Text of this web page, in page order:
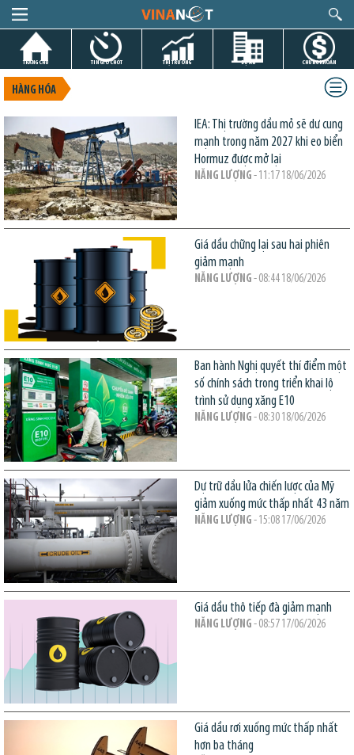
TRANG CHỦ TIN GIỜ CHÓT THỊ TRƯỜNG DỰ ÁN CHỨNG KHOÁN
HÀNG HÓA
IEA: Thị trường dầu mỏ sẽ dư cung
mạnh trong năm 2027 khi eo biển
Hormuz được mở lại
NĂNG LƯỢNG - 11:17 18/06/2026
Giá dầu chững lại sau hai phiên
giảm mạnh
NĂNG LƯỢNG - 08:44 18/06/2026
Ban hành Nghị quyết thí điểm một
số chính sách trong triển khai lộ
trình sử dụng xăng E10
NĂNG LƯỢNG - 08:30 18/06/2026
Dự trữ dầu lửa chiến lược của Mỹ
giảm xuống mức thấp nhất 43 năm
NĂNG LƯỢNG - 15:08 17/06/2026
Giá dầu thô tiếp đà giảm mạnh
NĂNG LƯỢNG - 08:57 17/06/2026
Giá dầu rơi xuống mức thấp nhất
hơn ba tháng